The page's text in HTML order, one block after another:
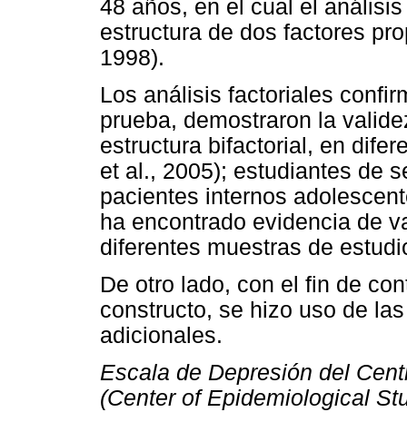
48 años, en el cual el
estructura de dos factores
1998).
Los análisis factoriales
prueba, demostraron la
estructura bifactorial, en
et al., 2005); estudiantes de
pacientes internos
ha encontrado evidencia de
diferentes muestras de
De otro lado, con el fin de
constructo, se hizo uso de
adicionales.
Escala de Depresión del
(Center of Epidemiological